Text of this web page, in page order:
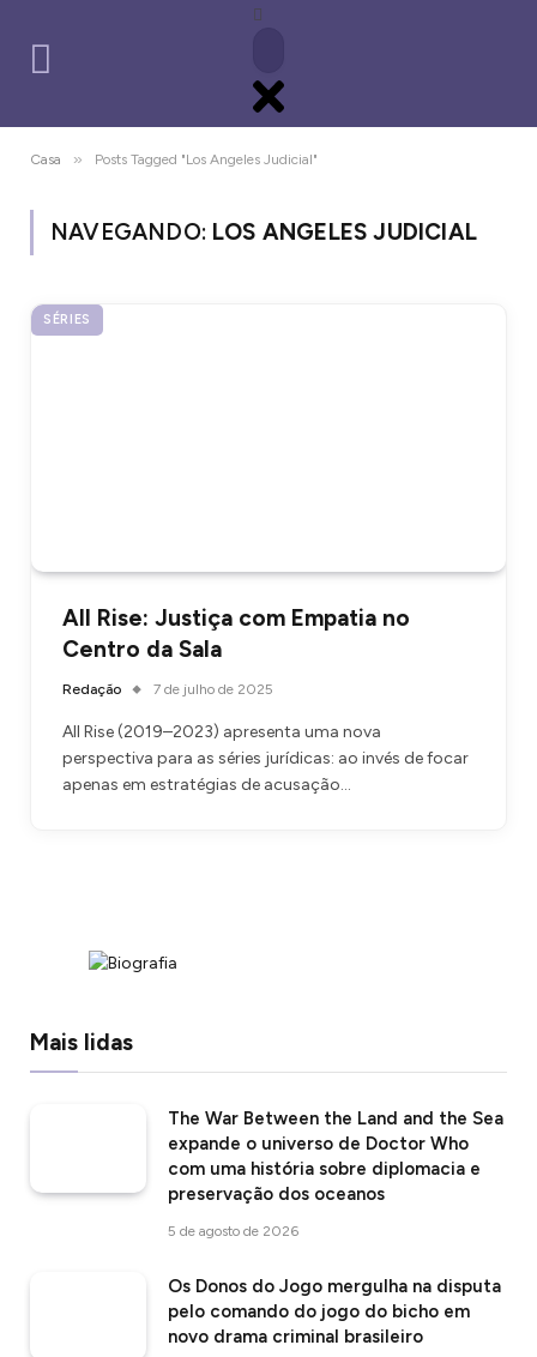
Casa » Posts Tagged "Los Angeles Judicial"
NAVEGANDO: LOS ANGELES JUDICIAL
SÉRIES
All Rise: Justiça com Empatia no
Centro da Sala
Redação 7 de julho de 2025
All Rise (2019–2023) apresenta uma nova
perspectiva para as séries jurídicas: ao invés de focar
apenas em estratégias de acusação…
Mais lidas
The War Between the Land and the Sea
expande o universo de Doctor Who
com uma história sobre diplomacia e
preservação dos oceanos
5 de agosto de 2026
Os Donos do Jogo mergulha na disputa
pelo comando do jogo do bicho em
novo drama criminal brasileiro